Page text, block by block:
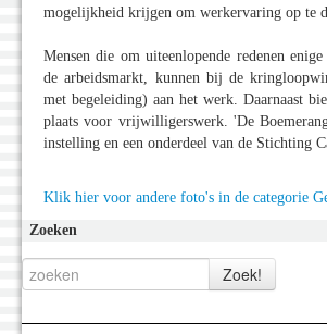
mogelijkheid krijgen om werkervaring op te
Mensen die om uiteenlopende redenen
de arbeidsmarkt, kunnen bij de
met begeleiding) aan het werk. Daarnaast
plaats voor vrijwilligerswerk. 'De
instelling en een onderdeel van de Stichting
Klik hier voor andere foto's in de categorie
Zoeken